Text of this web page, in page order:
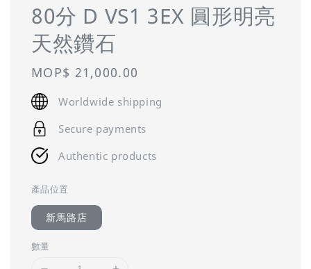
80分 D VS1 3EX 圓形明亮
天然鑽石
Regular
price
MOP$ 21,000.00
Worldwide shipping
Secure payments
Authentic products
產品位置
新馬路店
數量